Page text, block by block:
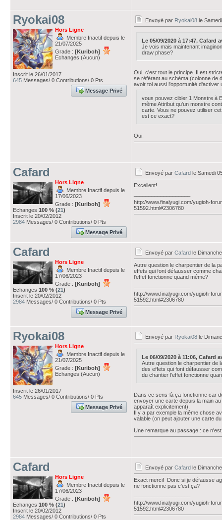
Ryokai08
Hors Ligne
Membre Inactif depuis le
21/07/2025
Grade : [Kuriboh]
Echanges (Aucun)
Inscrit le 26/01/2017
645 Messages/ 0 Contributions/ 0 Pts
Message Privé
Envoyé par Ryokai08 le
Le 05/09/2020 à 17:47, Cafard
Je vois mais maintenant
draw phase?
Oui, c'est tout le principe. Il est
se référant au schéma (colonne de
avoir toi aussi l'opportunité d'activer
vous pouvez cibler 1 Monstre à
même Attribut qu'un monstre
carte. Vous ne pouvez utiliser
est ce exact?
Oui.
Cafard
Hors Ligne
Membre Inactif depuis le
17/06/2023
Grade : [Kuriboh]
Echanges 100 % (21)
Inscrit le 20/02/2012
2984 Messages/ 0 Contributions/ 0 Pts
Message Privé
Envoyé par Cafard le Samedi
Excellent!
http://www.finalyugi.com/yugioh-
51592.html#2306780
Cafard
Hors Ligne
Membre Inactif depuis le
17/06/2023
Grade : [Kuriboh]
Echanges 100 % (21)
Inscrit le 20/02/2012
2984 Messages/ 0 Contributions/ 0 Pts
Message Privé
Envoyé par Cafard le
Autre question le charpentier de la
effets qui font défausser comme
l'effet fonctionne quand même?
http://www.finalyugi.com/yugioh-
51592.html#2306780
Ryokai08
Hors Ligne
Membre Inactif depuis le
21/07/2025
Grade : [Kuriboh]
Echanges (Aucun)
Inscrit le 26/01/2017
645 Messages/ 0 Contributions/ 0 Pts
Message Privé
Envoyé par Ryokai08 le
Le 06/09/2020 à 11:06, Cafard
Autre question le charpentier de
des effets qui font défausser
du chantier l'effet fonctionne
Dans ce sens-là ça fonctionne car
envoyer une carte depuis la main
apparaît explicitement).
Il y a par exemple la même chose
valable (on peut ajouter une carte
Une remarque au passage : ce
Cafard
Hors Ligne
Membre Inactif depuis le
17/06/2023
Grade : [Kuriboh]
Echanges 100 % (21)
Inscrit le 20/02/2012
2984 Messages/ 0 Contributions/ 0 Pts
Envoyé par Cafard le
Exact merci! Donc si je défausse
ne fonctionne pas c'est ça?
http://www.finalyugi.com/yugioh-
51592.html#2306780